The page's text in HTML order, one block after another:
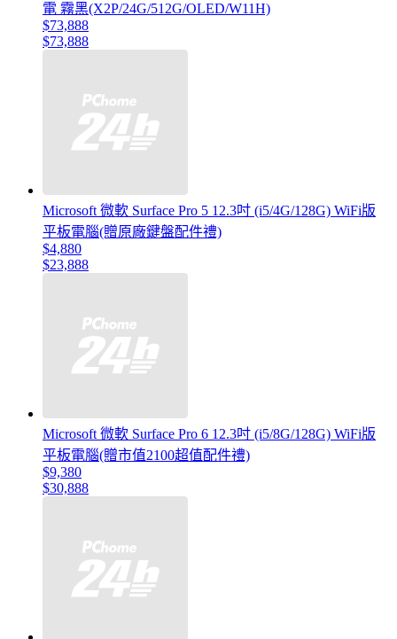
電 霧黑(X2P/24G/512G/OLED/W11H)
$73,888
$73,888
Microsoft 微軟 Surface Pro 5 12.3吋 (i5/4G/128G) WiFi版
平板電腦(贈原廠鍵盤配件禮)
$4,880
$23,888
Microsoft 微軟 Surface Pro 6 12.3吋 (i5/8G/128G) WiFi版
平板電腦(贈市值2100超值配件禮)
$9,380
$30,888